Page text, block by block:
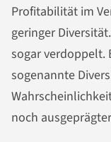
Profitabilität im
geringer
sogar verdoppelt.
sogenannte
noch